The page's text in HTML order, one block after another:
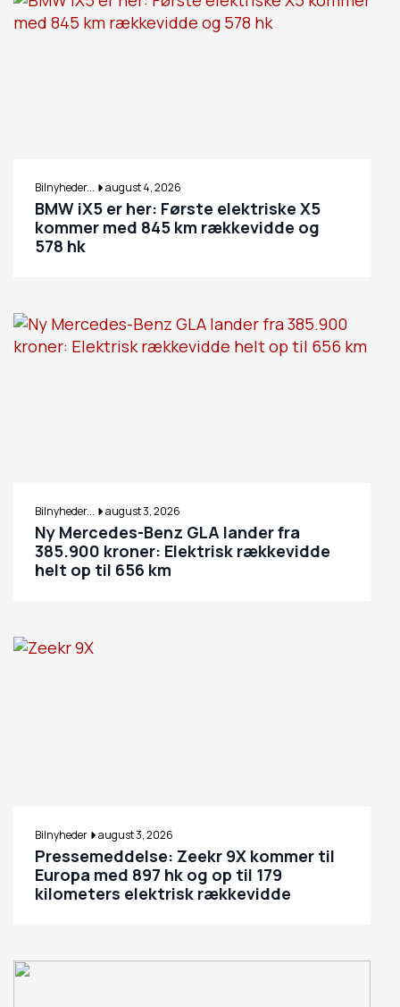
Bilnyheder... august 4, 2026
BMW iX5 er her: Første elektriske X5
kommer med 845 km rækkevidde og
578 hk
Bilnyheder... august 3, 2026
Ny Mercedes-Benz GLA lander fra
385.900 kroner: Elektrisk rækkevidde
helt op til 656 km
Bilnyheder august 3, 2026
Pressemeddelse: Zeekr 9X kommer til
Europa med 897 hk og op til 179
kilometers elektrisk rækkevidde